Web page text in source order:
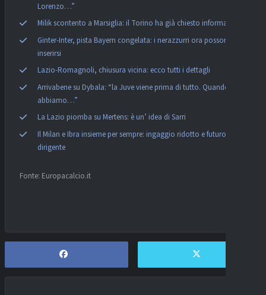
Lorenzo…”
Milik scontento a Marsiglia: il Torino ha già chiesto informazioni
Ginter-Inter, pista Bayern congelata: i nerazzurri ora possono
inserirsi
Lazio-Romagnoli, chiusura vicina: ecco tutti i dettagli
Arrivabene su Dybala: “la Juve viene prima di tutto. Quando
abbiamo…”
La Lazio piomba su Mertens: è un’ idea di Sarri
Il Milan e Ibra insieme per sempre: ingaggio ridotto e futuro da
dirigente
Fonte: Europacalcio.it